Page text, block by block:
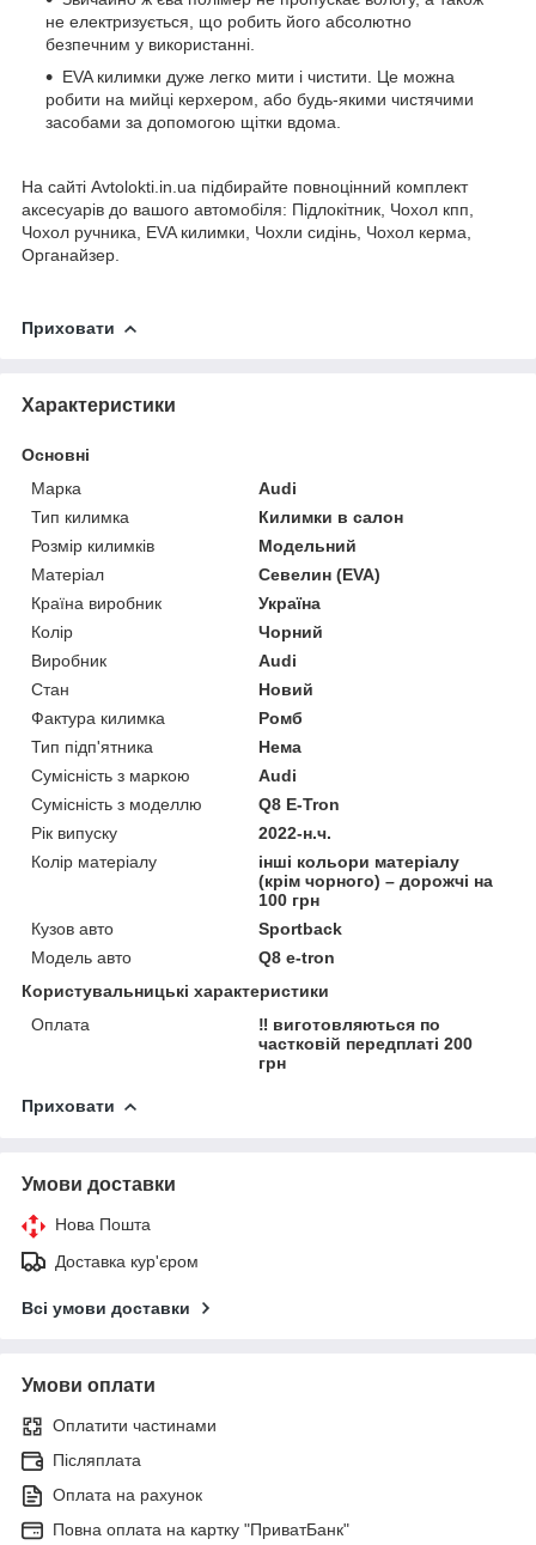
не електризується, що робить його абсолютно
безпечним у використанні.
EVA килимки дуже легко мити і чистити. Це можна
робити на мийці керхером, або будь-якими чистячими
засобами за допомогою щітки вдома.
На сайті Avtolokti.in.ua підбирайте повноцінний комплект
аксесуарів до вашого автомобіля: Підлокітник, Чохол кпп,
Чохол ручника, EVA килимки, Чохли сидінь, Чохол керма,
Органайзер.
Приховати
Характеристики
Основні
Марка
Audi
Тип килимка
Килимки в салон
Розмір килимків
Модельний
Матеріал
Севелин (EVA)
Країна виробник
Україна
Колір
Чорний
Виробник
Audi
Стан
Новий
Фактура килимка
Ромб
Тип підп'ятника
Нема
Сумісність з маркою
Audi
Сумісність з моделлю
Q8 E-Tron
Рік випуску
2022-н.ч.
Колір матеріалу
інші кольори матеріалу
(крім чорного) – дорожчі на
100 грн
Кузов авто
Sportback
Модель авто
Q8 e-tron
Користувальницькі характеристики
Оплата
‼️ виготовляються по
частковій передплаті 200
грн
Приховати
Умови доставки
Нова Пошта
Доставка кур'єром
Всі умови доставки
Умови оплати
Оплатити частинами
Післяплата
Оплата на рахунок
Повна оплата на картку "ПриватБанк"